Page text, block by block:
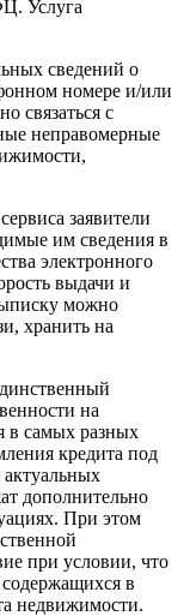
Услуга
сведений о
номере и/или
связаться с
неправомерные
заявители
им сведения в
электронного
выдачи и
можно
хранить на
на
в самых разных
кредита под
дополнительно
При этом
при условии, что
в
недвижимости.